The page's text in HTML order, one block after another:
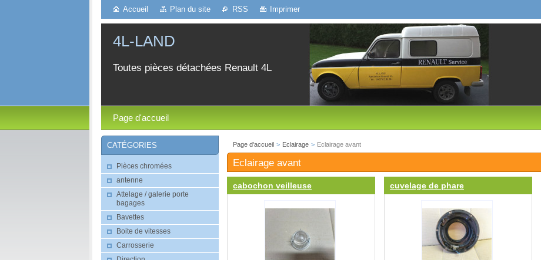
Accueil Plan du site RSS Imprimer
4L-LAND
Toutes pièces détachées Renault 4L
Page d'accueil
Page d'accueil > Eclairage > Eclairage avant
Eclairage avant
cabochon veilleuse cuvelage de phare
CATÉGORIES
Pièces chromées
antenne
Attelage / galerie porte
bagages
Bavettes
Boite de vitesses
Carrosserie